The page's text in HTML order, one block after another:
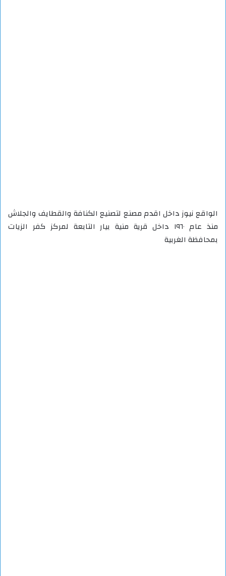
الواقع نيوز داخل اقدم مصنع لتصنيع الكنافة والقطايف والجلاش
منذ عام ١٩٦٠ داخل قرية منية بيار التابعة لمركز كفر الزيات
بمحافظة الغربية